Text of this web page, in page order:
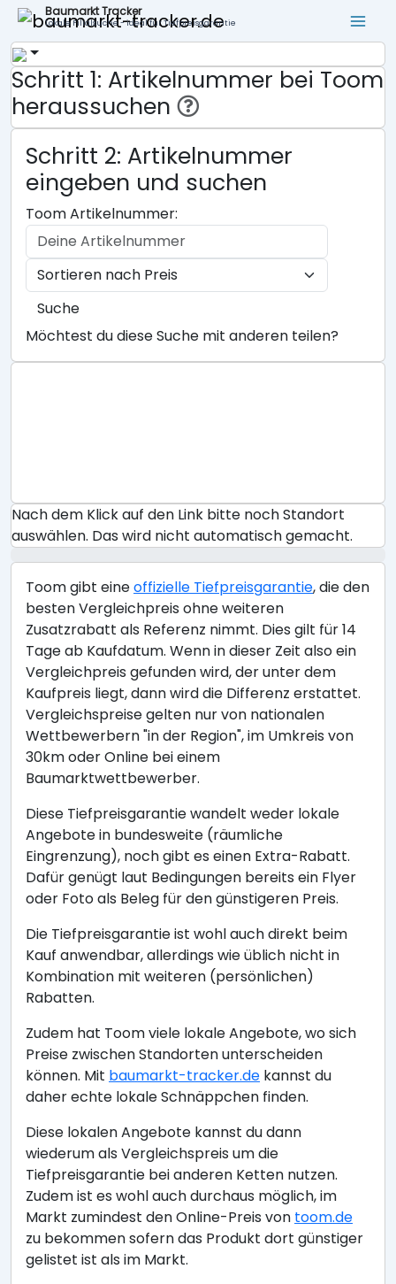
Baumarkt Tracker
Lokale Filialsuche - ideal für Tiefpreisgarantie
Schritt 1: Artikelnummer bei Toom
heraussuchen
Schritt 2: Artikelnummer
eingeben und suchen
Toom Artikelnummer:
Suche
Möchtest du diese Suche mit anderen teilen?
Nach dem Klick auf den Link bitte noch Standort
auswählen. Das wird nicht automatisch gemacht.
Toom gibt eineoffizielle Tiefpreisgarantie, die den
besten Vergleichpreis ohne weiteren
Zusatzrabatt als Referenz nimmt. Dies gilt für 14
Tage ab Kaufdatum. Wenn in dieser Zeit also ein
Vergleichpreis gefunden wird, der unter dem
Kaufpreis liegt, dann wird die Differenz erstattet.
Vergleichspreise gelten nur von nationalen
Wettbewerbern "in der Region", im Umkreis von
30km oder Online bei einem
Baumarktwettbewerber.
Diese Tiefpreisgarantie wandelt weder lokale
Angebote in bundesweite (räumliche
Eingrenzung), noch gibt es einen Extra-Rabatt.
Dafür genügt laut Bedingungen bereits ein Flyer
oder Foto als Beleg für den günstigeren Preis.
Die Tiefpreisgarantie ist wohl auch direkt beim
Kauf anwendbar, allerdings wie üblich nicht in
Kombination mit weiteren (persönlichen)
Rabatten.
Zudem hat Toom viele lokale Angebote, wo sich
Preise zwischen Standorten unterscheiden
können. Mit baumarkt-tracker.de kannst du
daher echte lokale Schnäppchen finden.
Diese lokalen Angebote kannst du dann
wiederum als Vergleichspreis um die
Tiefpreisgarantie bei anderen Ketten nutzen.
Zudem ist es wohl auch durchaus möglich, im
Markt zumindest den Online-Preis von toom.de
zu bekommen sofern das Produkt dort günstiger
gelistet ist als im Markt.